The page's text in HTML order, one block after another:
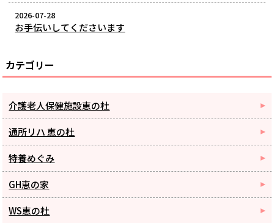
2026-07-28
お手伝いしてくださいます
カテゴリー
介護老人保健施設恵の杜
通所リハ 恵の杜
特養めぐみ
GH恵の家
WS恵の杜